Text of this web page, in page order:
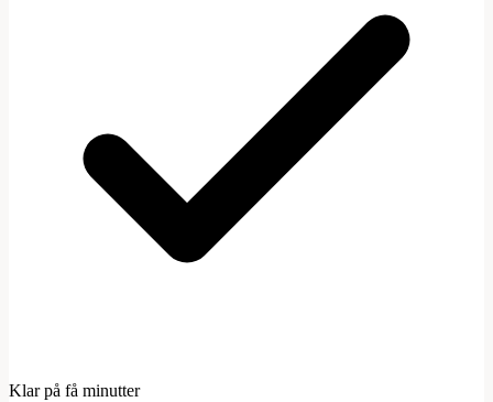
Klar på få minutter